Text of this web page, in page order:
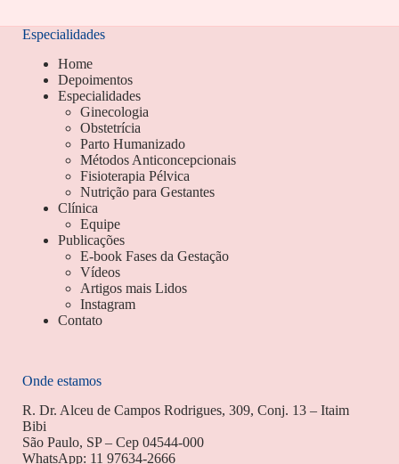
Especialidades
Home
Depoimentos
Especialidades
Ginecologia
Obstetrícia
Parto Humanizado
Métodos Anticoncepcionais
Fisioterapia Pélvica
Nutrição para Gestantes
Clínica
Equipe
Publicações
E-book Fases da Gestação
Vídeos
Artigos mais Lidos
Instagram
Contato
Onde estamos
R. Dr. Alceu de Campos Rodrigues, 309, Conj. 13 – Itaim
Bibi
São Paulo, SP – Cep 04544-000
WhatsApp: 11 97634-2666